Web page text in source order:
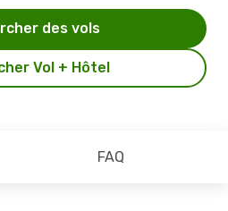
Vol + Hôtel
des vols
FAQ